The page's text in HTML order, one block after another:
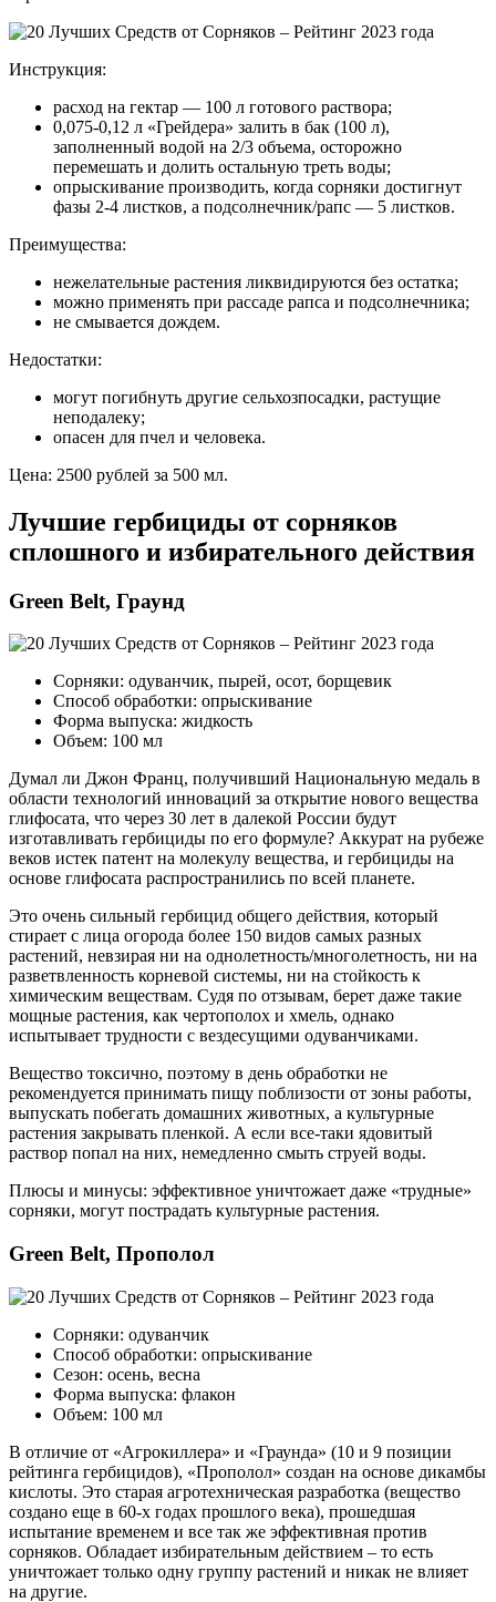
Инструкция:
расход на гектар — 100 л готового раствора;
0,075-0,12 л «Грейдера» залить в бак (100 л),
заполненный водой на 2/3 объема, осторожно
перемешать и долить остальную треть воды;
опрыскивание производить, когда сорняки достигнут
фазы 2-4 листков, а подсолнечник/рапс — 5 листков.
Преимущества:
нежелательные растения ликвидируются без остатка;
можно применять при рассаде рапса и подсолнечника;
не смывается дождем.
Недостатки:
могут погибнуть другие сельхозпосадки, растущие
неподалеку;
опасен для пчел и человека.
Цена: 2500 рублей за 500 мл.
Лучшие гербициды от сорняков
сплошного и избирательного действия
Green Belt, Граунд
Сорняки: одуванчик, пырей, осот, борщевик
Способ обработки: опрыскивание
Форма выпуска: жидкость
Объем: 100 мл
Думал ли Джон Франц, получивший Национальную медаль в
области технологий инноваций за открытие нового вещества
глифосата, что через 30 лет в далекой России будут
изготавливать гербициды по его формуле? Аккурат на рубеже
веков истек патент на молекулу вещества, и гербициды на
основе глифосата распространились по всей планете.
Это очень сильный гербицид общего действия, который
стирает с лица огорода более 150 видов самых разных
растений, невзирая ни на однолетность/многолетность, ни на
разветвленность корневой системы, ни на стойкость к
химическим веществам. Судя по отзывам, берет даже такие
мощные растения, как чертополох и хмель, однако
испытывает трудности с вездесущими одуванчиками.
Вещество токсично, поэтому в день обработки не
рекомендуется принимать пищу поблизости от зоны работы,
выпускать побегать домашних животных, а культурные
растения закрывать пленкой. А если все-таки ядовитый
раствор попал на них, немедленно смыть струей воды.
Плюсы и минусы: эффективное уничтожает даже «трудные»
сорняки, могут пострадать культурные растения.
Green Belt, Прополол
Сорняки: одуванчик
Способ обработки: опрыскивание
Сезон: осень, весна
Форма выпуска: флакон
Объем: 100 мл
В отличие от «Агрокиллера» и «Граунда» (10 и 9 позиции
рейтинга гербицидов), «Прополол» создан на основе дикамбы
кислоты. Это старая агротехническая разработка (вещество
создано еще в 60-х годах прошлого века), прошедшая
испытание временем и все так же эффективная против
сорняков. Обладает избирательным действием – то есть
уничтожает только одну группу растений и никак не влияет
на другие.